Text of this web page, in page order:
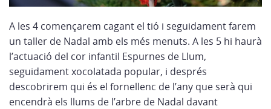
A les 4 començarem cagant el tió i seguidament farem
un taller de Nadal amb els més menuts. A les 5 hi haurà
l’actuació del cor infantil Espurnes de Llum,
seguidament xocolatada popular, i després
descobrirem qui és el fornellenc de l’any que serà qui
encendrà els llums de l’arbre de Nadal davant